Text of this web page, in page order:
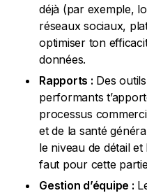
déjà (par exemple,
réseaux sociaux,
optimiser ton
données.
Rapports : Des
performants
processus
et de la santé
le niveau de détail
faut pour cette
Gestion d’équipe :